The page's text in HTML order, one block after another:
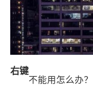
右键
不能用怎么办